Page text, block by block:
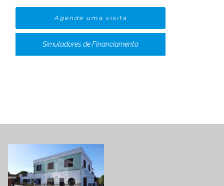
Agende uma visita
Simuladores de Financiamento